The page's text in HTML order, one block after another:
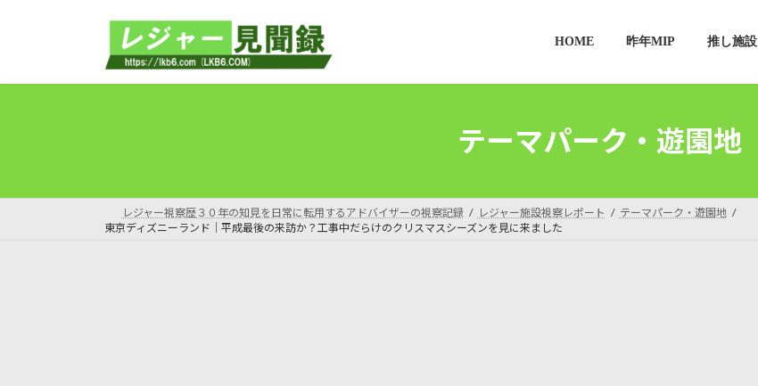
プ
動
HOME 昨年MIP 推し施設
テーマパーク・遊園地
レジャー視察歴３０年の知見を日常に転用するアドバイザーの視察記録 レジャー施設視察レポート
テーマパーク・遊園地
東京ディズニーランド｜平成最後の来訪か？工事中だらけのクリスマスシーズンを見に来ました